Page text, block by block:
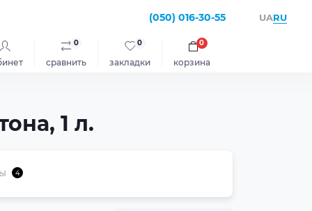
(050) 016-30-55 UARU
сравнить
0
закладки
0
корзина
0
1 л.
4